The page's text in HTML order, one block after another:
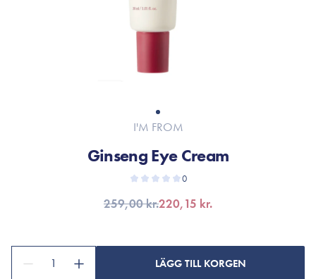
I'M FROM
Ginseng Eye Cream
0
259,00 kr.220,15 kr.
1 LÄGG TILL KORGEN